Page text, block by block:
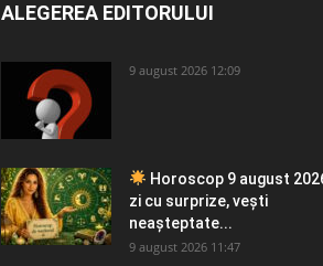
ALEGEREA EDITORULUI
9 august 2026 12:09
Horoscop 9 august
zi cu surprize, vești
neașteptate...
9 august 2026 11:47